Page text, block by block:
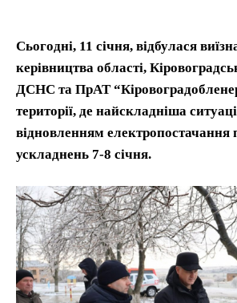
Сьогодні, 11 січня, відбулася
керівництва області,
ДСНС та ПрАТ
території, де найскладніша
відновленням електропостачання
ускладнень 7-8 січня.